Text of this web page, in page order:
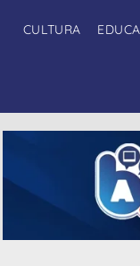
CULTURA